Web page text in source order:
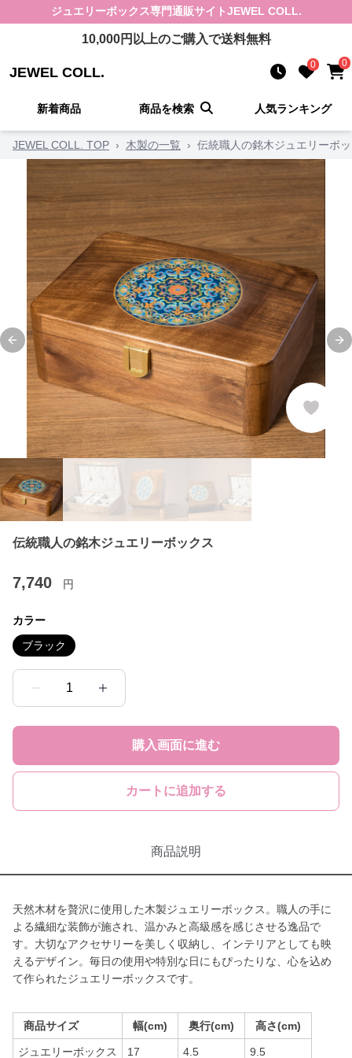
ジュエリーボックス専門通販サイトJEWEL COLL.
10,000円以上のご購入で送料無料
JEWEL COLL. 0 0
新着商品 商品を検索 人気ランキング
JEWEL COLL. TOP › 木製の一覧 › 伝統職人の銘木ジュエリーボ
Previous slide
伝統職人の銘木ジュエリーボックス
7,740 円
カラー
ブラック
1
購入画面に進む
カートに追加する
商品説明
天然木材を贅沢に使用した木製ジュエリーボックス。職人の手に
よる繊細な装飾が施され、温かみと高級感を感じさせる逸品で
す。大切なアクセサリーを美しく収納し、インテリアとしても映
えるデザイン。毎日の使用や特別な日にもぴったりな、心を込め
て作られたジュエリーボックスです。
商品サイズ 幅(cm) 奥行(cm) 高さ(cm)
ジュエリーボックス 17 4.5 9.5